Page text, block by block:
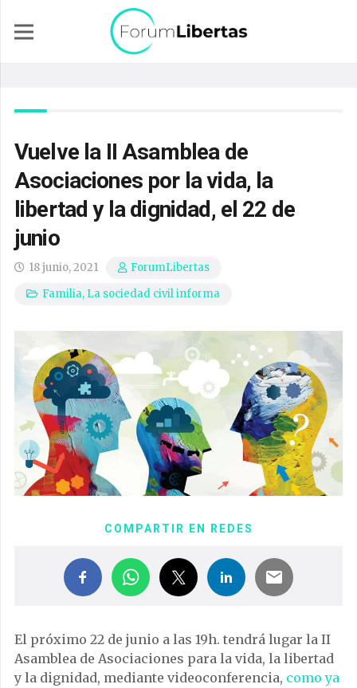
Vuelve la II Asamblea de
Asociaciones por la vida, la
libertad y la dignidad, el 22 de
junio
18 junio, 2021
ForumLibertas
Familia, La sociedad civil informa
COMPARTIR EN REDES
El próximo 22 de junio a las 19h. tendrá lugar la II
Asamblea de Asociaciones para la vida, la libertad
y la dignidad, mediante videoconferencia, como ya